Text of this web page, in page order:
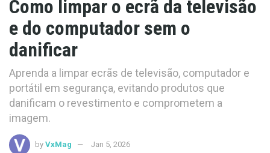
Como limpar o ecrã da televisão
e do computador sem o
danificar
Aprenda a limpar ecrãs de televisão, computador e
portátil em segurança, evitando produtos que
danificam o revestimento e comprometem a
imagem.
by VxMag Jan 5, 2026